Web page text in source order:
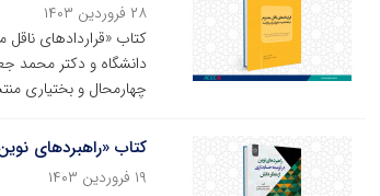
۲۸ فروردین ۱۴۰۳
کتاب «قراردادهای
دانشگاه و دکتر محمد
چهارمحال و بختیاری
کتاب «راهبردهای
۱۹ فروردین ۱۴۰۳